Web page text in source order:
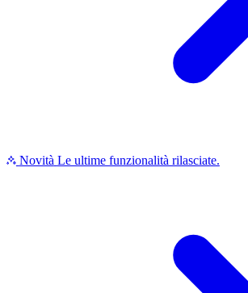
Novità Le ultime funzionalità rilasciate.